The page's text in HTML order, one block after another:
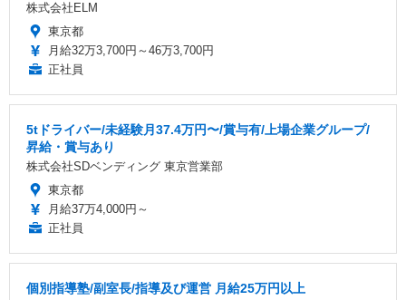
株式会社ELM
東京都
月給32万3,700円～46万3,700円
正社員
5tドライバー/未経験月37.4万円〜/賞与有/上場企業グループ/
昇給・賞与あり
株式会社SDベンディング 東京営業部
東京都
月給37万4,000円～
正社員
個別指導塾/副室長/指導及び運営 月給25万円以上